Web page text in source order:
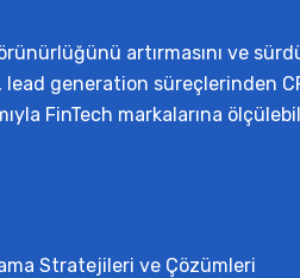
artırmasını ve
lead generation süreçlerinden
FinTech markalarına
Stratejileri ve Çözümleri